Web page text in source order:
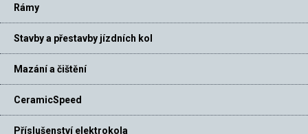
Rámy
Stavby a přestavby jízdních kol
Mazání a čištění
CeramicSpeed
Příslušenství elektrokola